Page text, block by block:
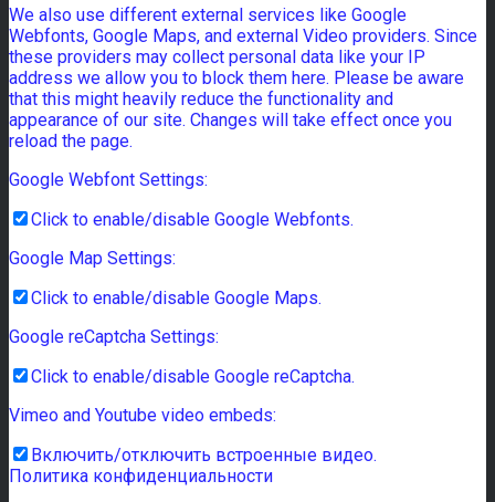
We also use different external services like Google
Webfonts, Google Maps, and external Video providers. Since
these providers may collect personal data like your IP
address we allow you to block them here. Please be aware
that this might heavily reduce the functionality and
appearance of our site. Changes will take effect once you
reload the page.
Google Webfont Settings:
Click to enable/disable Google Webfonts.
Google Map Settings:
Click to enable/disable Google Maps.
Google reCaptcha Settings:
Click to enable/disable Google reCaptcha.
Vimeo and Youtube video embeds:
Включить/отключить встроенные видео.
Политика конфиденциальности